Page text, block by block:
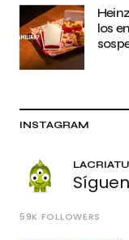
los
INSTAGRAM
59K FOLLOWERS